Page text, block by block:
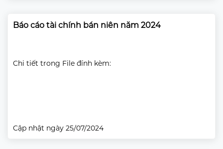
Báo cáo tài chính bán niên năm 2024
Chi tiết trong File đính kèm:
Cập nhật ngày 25/07/2024